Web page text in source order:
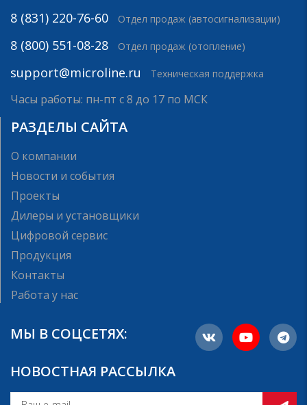
8 (831) 220-76-60 Отдел продаж (автосигнализации)
8 (800) 551-08-28 Отдел продаж (отопление)
support@microline.ru Техническая поддержка
Часы работы: пн-пт с 8 до 17 по МСК
РАЗДЕЛЫ САЙТА
О компании
Новости и события
Проекты
Дилеры и установщики
Цифровой сервис
Продукция
Контакты
Работа у нас
МЫ В СОЦСЕТЯХ:
НОВОСТНАЯ РАССЫЛКА